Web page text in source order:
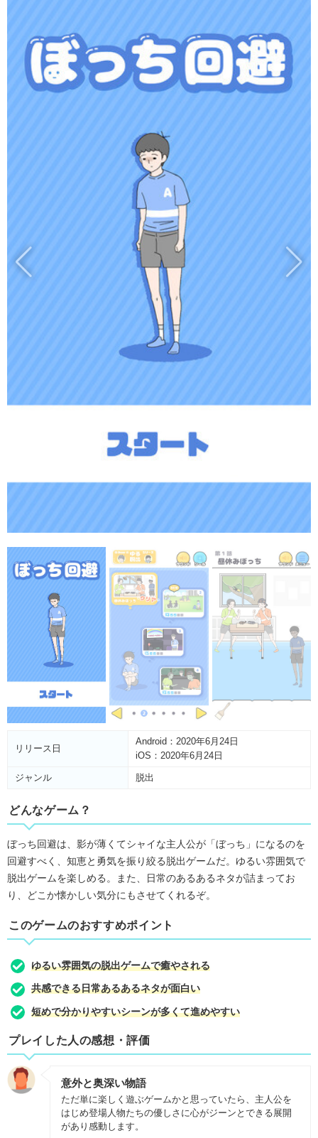
リリース日
Android：2020年6月24日
iOS：2020年6月24日
ジャンル 脱出
どんなゲーム？
ぼっち回避は、影が薄くてシャイな主人公が「ぼっち」になるのを
回避すべく、知恵と勇気を振り絞る脱出ゲームだ。ゆるい雰囲気で
脱出ゲームを楽しめる。また、日常のあるあるネタが詰まってお
り、どこか懐かしい気分にもさせてくれるぞ。
このゲームのおすすめポイント
ゆるい雰囲気の脱出ゲームで癒やされる
共感できる日常あるあるネタが面白い
短めで分かりやすいシーンが多くて進めやすい
プレイした人の感想・評価
意外と奥深い物語
ただ単に楽しく遊ぶゲームかと思っていたら、主人公を
はじめ登場人物たちの優しさに心がジーンとできる展開
があり感動します。